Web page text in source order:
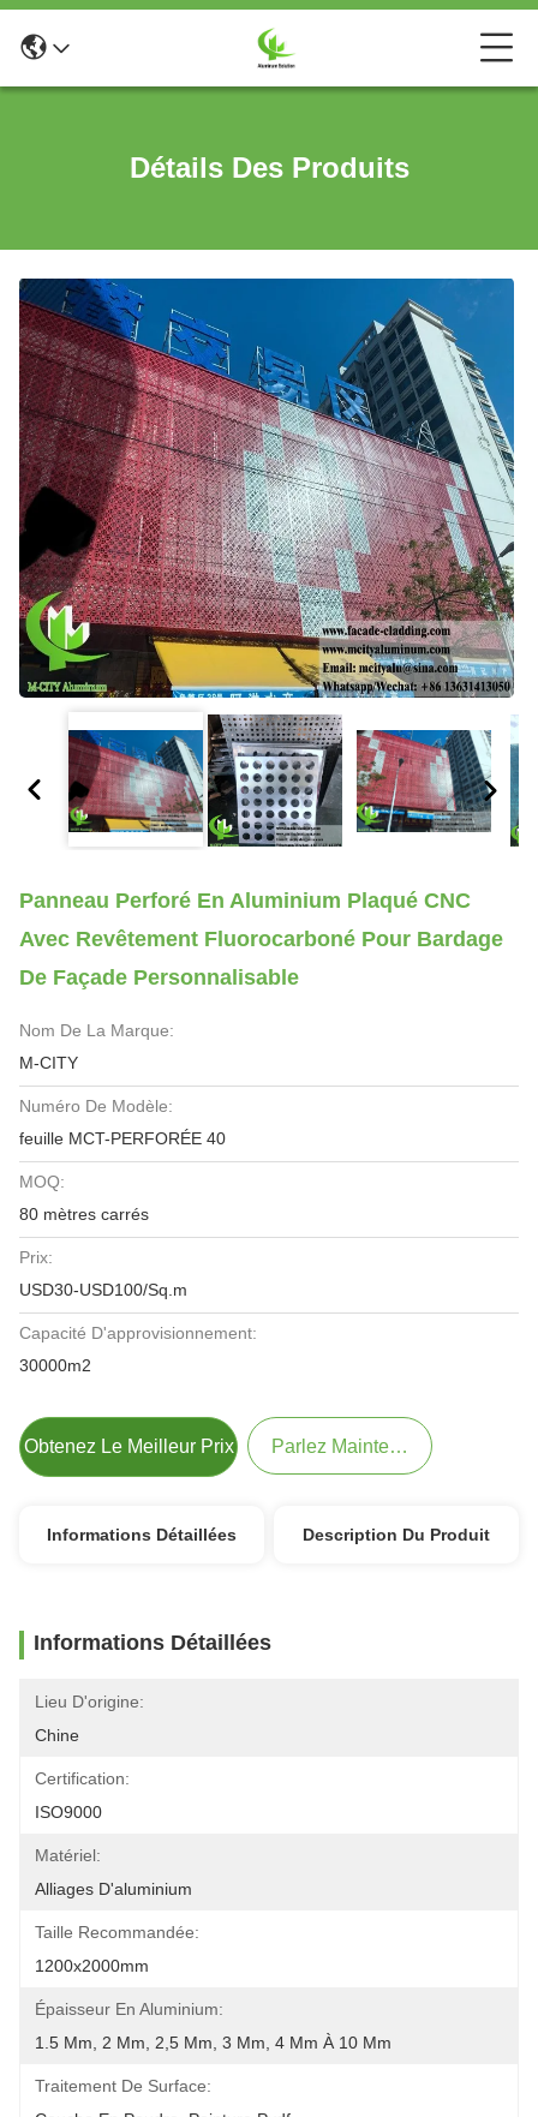
Détails Des Produits
Panneau Perforé En Aluminium Plaqué CNC
Avec Revêtement Fluorocarboné Pour Bardage
De Façade Personnalisable
Nom De La Marque:
M-CITY
Numéro De Modèle:
feuille MCT-PERFORÉE 40
MOQ:
80 mètres carrés
Prix:
USD30-USD100/Sq.m
Capacité D'approvisionnement:
30000m2
Obtenez Le Meilleur Prix Parlez Maintenant.
Informations Détaillées Description Du Produit
Informations Détaillées
Lieu D'origine:
Chine
Certification:
ISO9000
Matériel:
Alliages D'aluminium
Taille Recommandée:
1200x2000mm
Épaisseur En Aluminium:
1.5 Mm, 2 Mm, 2,5 Mm, 3 Mm, 4 Mm À 10 Mm
Traitement De Surface: